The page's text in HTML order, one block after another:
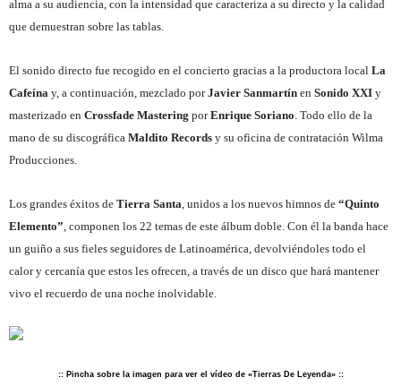
alma a su audiencia, con la intensidad que caracteriza a su directo y la calidad
que demuestran sobre las tablas.
El sonido directo fue recogido en el concierto gracias a la productora local La
Cafeína y, a continuación, mezclado porJavier Sanmartín en Sonido XXI y
masterizado en Crossfade Mastering porEnrique Soriano. Todo ello de la
mano de su discográfica Maldito Records y su oficina de contratación Wilma
Producciones.
Los grandes éxitos de Tierra Santa, unidos a los nuevos himnos de “Quinto
Elemento”, componen los 22 temas de este álbum doble. Con él la banda hace
un guiño a sus fieles seguidores de Latinoamérica, devolviéndoles todo el
calor y cercanía que estos les ofrecen, a través de un disco que hará mantener
vivo el recuerdo de una noche inolvidable.
:: Pincha sobre la imagen para ver el vídeo de «Tierras De Leyenda» ::